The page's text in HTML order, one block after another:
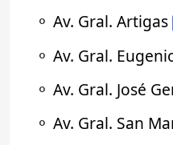
⚬ Av. Gral. Artigas
⚬ Av. Gral.
⚬ Av. Gral. José
⚬ Av. Gral. San